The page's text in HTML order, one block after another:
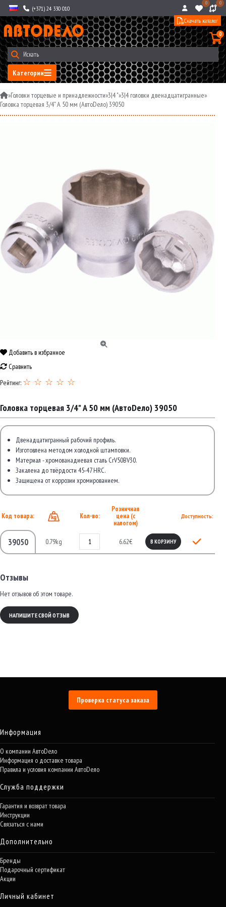
(+371) 24 330 010
0 0
Категории
0
Скачать каталог
»Головки торцевые и принадлежности»3|4 "»3|4 головки двенадцатигранные»
Головка торцевая 3/4" A 50 мм (АвтоDело) 39050
Добавить в избранное
Сравнить
Рейтинг: ☆ ☆ ☆ ☆ ☆
Головка торцевая 3/4" A 50 мм (АвтоDело) 39050
Двенадцатигранный рабочий профиль.
Изготовлена методом холодной штамповки.
Материал - хромованадиевая сталь CrV50BV30.
Закалена до твёрдости 45-47 HRC.
Защищена от коррозии хромированием.
Код товара: Кол-во:
Розничная
цена (с
налогом)
Доступность:
39050 0.79kg 6.62€ В КОРЗИНУ
Отзывы
Нет отзывов об этом товаре.
НАПИШИТЕ СВОЙ ОТЗЫВ
Проверка статуса заказа
Информация
О компании АвтоDело
Информация о доставке товара
Правила и условия компании АвтоDело
Служба поддержки
Гарантия и возврат товара
Инструкции
Связаться с нами
Дополнительно
Бренды
Подарочный сертификат
Акции
Личный кабинет